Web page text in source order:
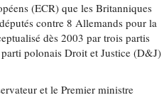
(ECR) que les Britanniques
contre 8 Allemands pour la
dès 2003 par trois partis
polonais Droit et Justice (D&J)
et le Premier ministre